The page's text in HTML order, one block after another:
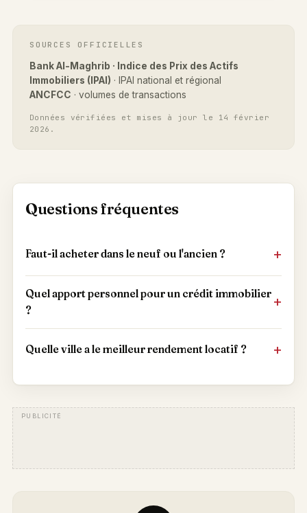
SOURCES OFFICIELLES
Bank Al-Maghrib · Indice des Prix des Actifs
Immobiliers (IPAI) · IPAI national et régional
ANCFCC · volumes de transactions
Données vérifiées et mises à jour le 14 février
2026.
Questions fréquentes
Faut-il acheter dans le neuf ou l'ancien ?
Quel apport personnel pour un crédit immobilier
?
Quelle ville a le meilleur rendement locatif ?